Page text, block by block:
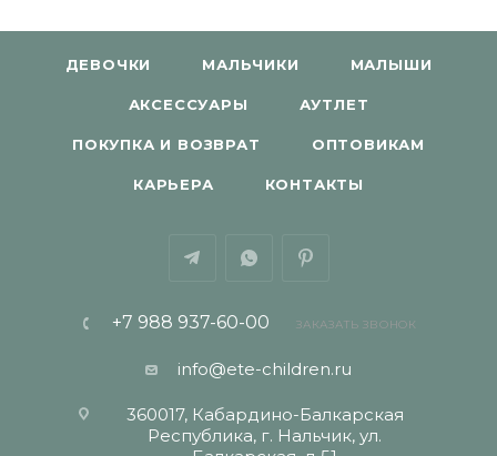
ДЕВОЧКИ МАЛЬЧИКИ МАЛЫШИ
АКСЕССУАРЫ АУТЛЕТ
ПОКУПКА И ВОЗВРАТ ОПТОВИКАМ
КАРЬЕРА КОНТАКТЫ
+7 988 937-60-00 ЗАКАЗАТЬ ЗВОНОК
info@ete-children.ru
360017, Кабардино-Балкарская
Республика, г. Нальчик, ул.